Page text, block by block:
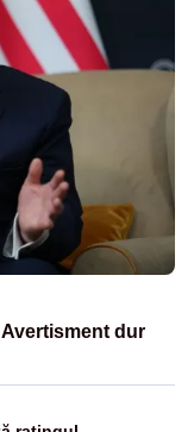
dur